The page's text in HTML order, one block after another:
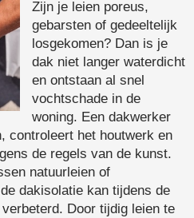
Zijn je leien poreus,
gebarsten of gedeeltelijk
losgekomen? Dan is je
dak niet langer waterdicht
en ontstaan al snel
vochtschade in de
woning. Een dakwerker
controleert het houtwerk en
de regels van de kunst.
natuurleien of
dakisolatie kan tijdens de
Door tijdig leien te